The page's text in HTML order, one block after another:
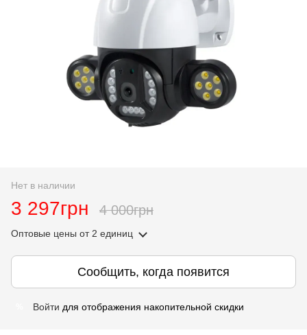
Нет в наличии
3 297грн 4 000грн
Оптовые цены от 2 единиц
Сообщить, когда появится
Войти для отображения накопительной скидки